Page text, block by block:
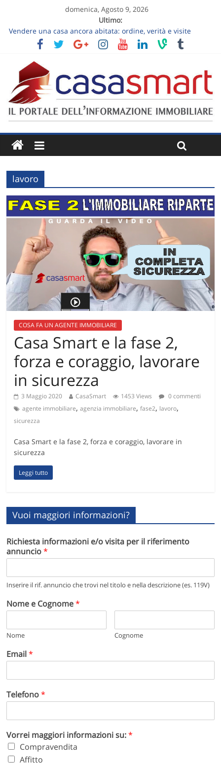
domenica, Agosto 9, 2026
Ultimo:
Vendere una casa ancora abitata: ordine, verità e visite
sostenibili
Come lavora l’ecosistema Marco Valmori su una vendita
residenziale
Vendere un appartamento al piano terra: luce, privacy e
giardino senza slogan
Vendere una casa ereditata: decisioni da prendere prima
dell’annuncio
Follow-up dopo la visita immobiliare: trasformare “ci
lavoro
COSA FA UN AGENTE IMMOBILIARE
Casa Smart e la fase 2,
forza e coraggio, lavorare
in sicurezza
3 Maggio 2020 CasaSmart 1453 Views
0 commenti
agente immobiliare,agenzia immobiliare,fase2, lavoro,
sicurezza
Casa Smart e la fase 2, forza e coraggio, lavorare in
sicurezza
Leggi tutto
Vuoi maggiori informazioni?
Richiesta informazioni e/o visita per il riferimento
annuncio*
Inserire il rif. annuncio che trovi nel titolo e nella descrizione (es. 119V)
Nome e Cognome*
Nome Cognome
Email*
Telefono*
Vorrei maggiori informazioni su:*
Compravendita
Affitto